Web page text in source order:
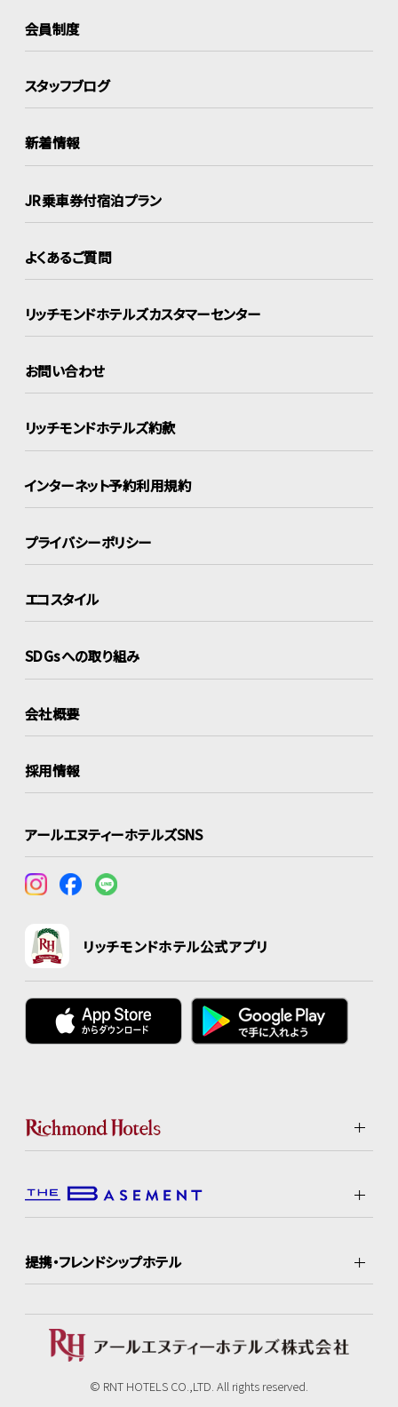
会員制度
スタッフブログ
新着情報
JR乗車券付宿泊プラン
よくあるご質問
リッチモンドホテルズカスタマーセンター
お問い合わせ
リッチモンドホテルズ約款
インターネット予約利用規約
プライバシーポリシー
エコスタイル
SDGsへの取り組み
会社概要
採用情報
アールエヌティーホテルズSNS
リッチモンドホテル公式アプリ
提携・フレンドシップホテル
© RNT HOTELS CO.,LTD. All rights reserved.